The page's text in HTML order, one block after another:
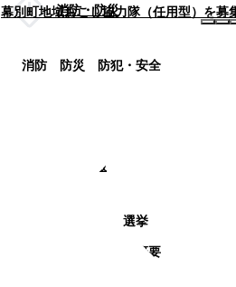
消防・防災
消防 防災 防犯・安全
町政情報
選挙
町の概要
幕別町地域おこし協力隊（任用型）を募